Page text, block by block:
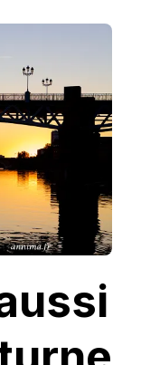
TOULOUSE